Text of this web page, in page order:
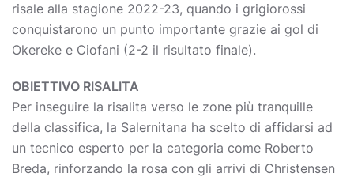
risale alla stagione 2022-23, quando i grigiorossi
conquistarono un punto importante grazie ai gol di
Okereke e Ciofani (2-2 il risultato finale).
OBIETTIVO RISALITA
Per inseguire la risalita verso le zone più tranquille
della classifica, la Salernitana ha scelto di affidarsi ad
un tecnico esperto per la categoria come Roberto
Breda, rinforzando la rosa con gli arrivi di Christensen